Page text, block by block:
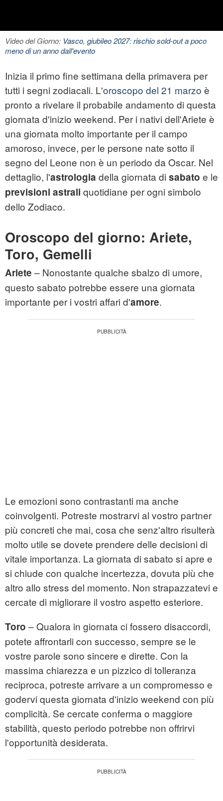
Video del Giorno: Vasco, giubileo 2027: rischio sold-out a poco
meno di un anno dall'evento
Inizia il primo fine settimana della primavera per
tutti i segni zodiacali. L'oroscopo del 21 marzo è
pronto a rivelare il probabile andamento di questa
giornata d'inizio weekend. Per i nativi dell'Ariete è
una giornata molto importante per il campo
amoroso, invece, per le persone nate sotto il
segno del Leone non è un periodo da Oscar. Nel
dettaglio, l'astrologia della giornata di sabato e le
previsioni astrali quotidiane per ogni simbolo
dello Zodiaco.
Oroscopo del giorno: Ariete,
Toro, Gemelli
Ariete – Nonostante qualche sbalzo di umore,
questo sabato potrebbe essere una giornata
importante per i vostri affari d'amore.
Le emozioni sono contrastanti ma anche
coinvolgenti. Potreste mostrarvi al vostro partner
più concreti che mai, cosa che senz'altro risulterà
molto utile se dovete prendere delle decisioni di
vitale importanza. La giornata di sabato si apre e
si chiude con qualche incertezza, dovuta più che
altro allo stress del momento. Non strapazzatevi e
cercate di migliorare il vostro aspetto esteriore.
Toro – Qualora in giornata ci fossero disaccordi,
potete affrontarli con successo, sempre se le
vostre parole sono sincere e dirette. Con la
massima chiarezza e un pizzico di tolleranza
reciproca, potreste arrivare a un compromesso e
godervi questa giornata d'inizio weekend con più
complicità. Se cercate conferma o maggiore
stabilità, questo periodo potrebbe non offrirvi
l'opportunità desiderata.